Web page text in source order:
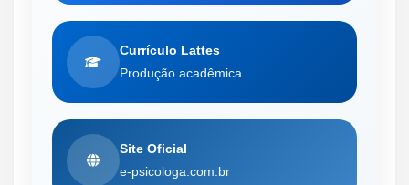
Currículo Lattes
Produção acadêmica
Site Oficial
e-psicologa.com.br